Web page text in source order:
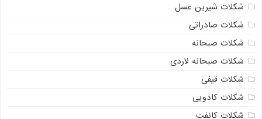
شکلات شیرین عسل
شکلات صادراتی
شکلات صبحانه
شکلات صبحانه لاردی
شکلات قیفی
شکلات کادویی
شکلات کانفت